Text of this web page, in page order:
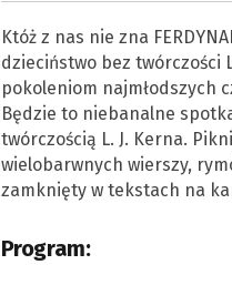
Któż z nas nie zna
dzieciństwo bez twórczości
pokoleniom najmłodszych
Będzie to niebanalne
twórczością L. J. Kerna.
wielobarwnych wierszy,
zamknięty w tekstach na
Program: